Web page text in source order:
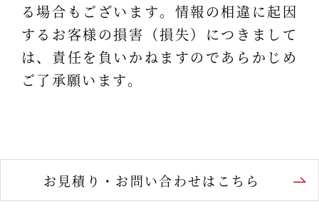
る場合もございます。情報の相違に起因
するお客様の損害（損失）につきまして
は、責任を負いかねますのであらかじめ
ご了承願います。
お見積り・お問い合わせはこちら